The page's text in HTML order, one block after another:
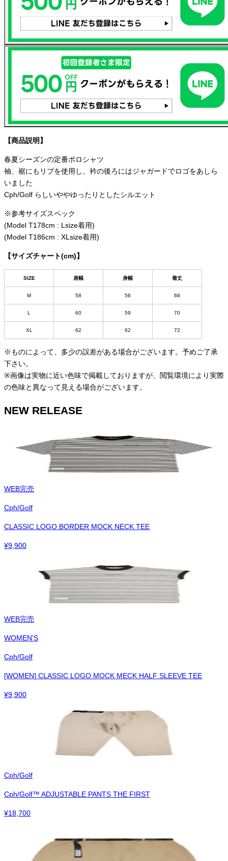
【商品説明】
春夏シーズンの定番ポロシャツ
袖、裾にもリブを使用し、衿の後ろにはジャガードでロゴをあしら
いました
Cph/Golf らしいややゆったりとしたシルエット
※参考サイズスペック
(Model T178cm : Lsize着用)
(Model T186cm : XLsize着用)
【サイズチャート(cm)】
SIZE 肩幅 身幅 着丈
M 58 56 68
L 60 59 70
XL 62 62 72
※ものによって、多少の誤差がある場合がございます。予めご了承
下さい。
※画像は実物に近い色味で掲載しておりますが、閲覧環境により実際
の色味と異なって見える場合がございます。
NEW RELEASE
WEB完売
Cph/Golf
CLASSIC LOGO BORDER MOCK NECK TEE
¥9,900
WEB完売
WOMEN'S
Cph/Golf
[WOMEN] CLASSIC LOGO MOCK MECK HALF SLEEVE TEE
¥9,900
Cph/Golf
Cph/Golf™︎ ADJUSTABLE PANTS THE FIRST
¥18,700